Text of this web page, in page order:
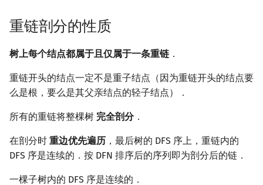
重链剖分的性质
树上每个结点都属于且仅属于一条重链 ．
重链开头的结点一定不是重子结点（因为重链开头的结点要
么是根，要么是其父亲结点的轻子结点）．
所有的重链将整棵树 完全剖分．
在剖分时 重边优先遍历 ，最后树的 DFS 序上，重链内的
DFS 序是连续的．按 DFN 排序后的序列即为剖分后的链．
一棵子树内的 DFS 序是连续的．